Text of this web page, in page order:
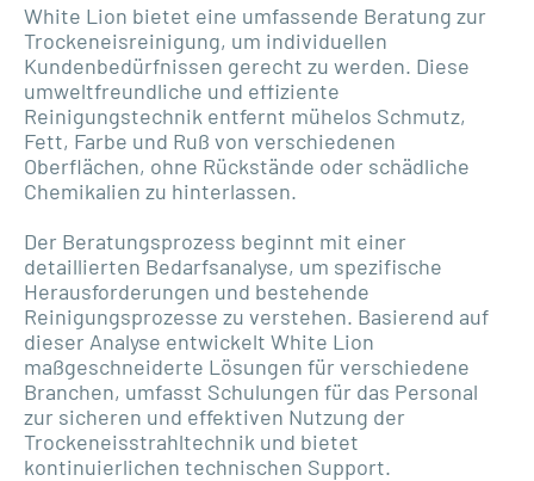
White Lion bietet eine umfassende Beratung zur
Trockeneisreinigung, um individuellen
Kundenbedürfnissen gerecht zu werden. Diese
umweltfreundliche und effiziente
Reinigungstechnik entfernt mühelos Schmutz,
Fett, Farbe und Ruß von verschiedenen
Oberflächen, ohne Rückstände oder schädliche
Chemikalien zu hinterlassen.
Der Beratungsprozess beginnt mit einer
detaillierten Bedarfsanalyse, um spezifische
Herausforderungen und bestehende
Reinigungsprozesse zu verstehen. Basierend auf
dieser Analyse entwickelt White Lion
maßgeschneiderte Lösungen für verschiedene
Branchen, umfasst Schulungen für das Personal
zur sicheren und effektiven Nutzung der
Trockeneisstrahltechnik und bietet
kontinuierlichen technischen Support.